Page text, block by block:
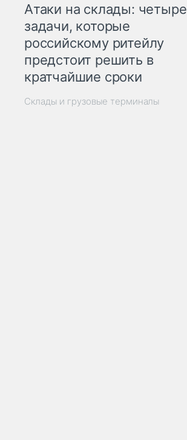
Атаки на склады: четыре
задачи, которые
российскому ритейлу
предстоит решить в
кратчайшие сроки
Склады и грузовые терминалы